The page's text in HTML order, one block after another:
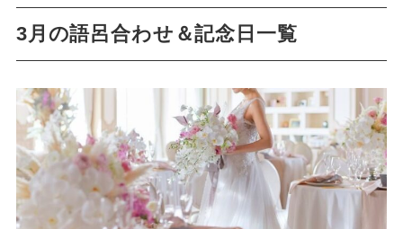
3月の語呂合わせ＆記念日一覧